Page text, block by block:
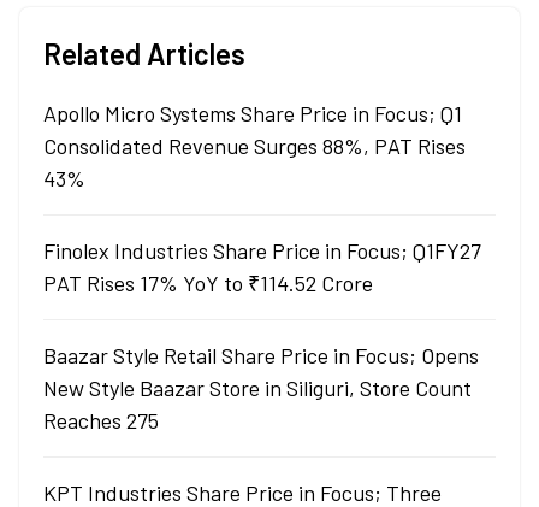
Related Articles
Apollo Micro Systems Share Price in Focus; Q1
Consolidated Revenue Surges 88%, PAT Rises
43%
Finolex Industries Share Price in Focus; Q1FY27
PAT Rises 17% YoY to ₹114.52 Crore
Baazar Style Retail Share Price in Focus; Opens
New Style Baazar Store in Siliguri, Store Count
Reaches 275
KPT Industries Share Price in Focus; Three